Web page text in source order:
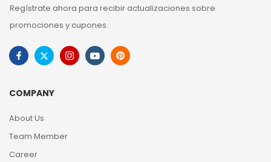
Regístrate ahora para recibir actualizaciones sobre
promociones y cupones.
COMPANY
About Us
Team Member
Career